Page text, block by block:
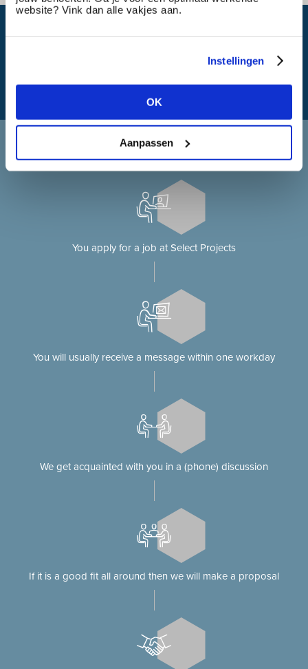
website? Vink dan alle vakjes aan.
Instellingen
OK
Aanpassen
Applying at Select Projects
Applying for a job on our website?
You apply for a job at Select Projects
You will usually receive a message within one workday
We get acquainted with you in a (phone) discussion
If it is a good fit all around then we will make a proposal